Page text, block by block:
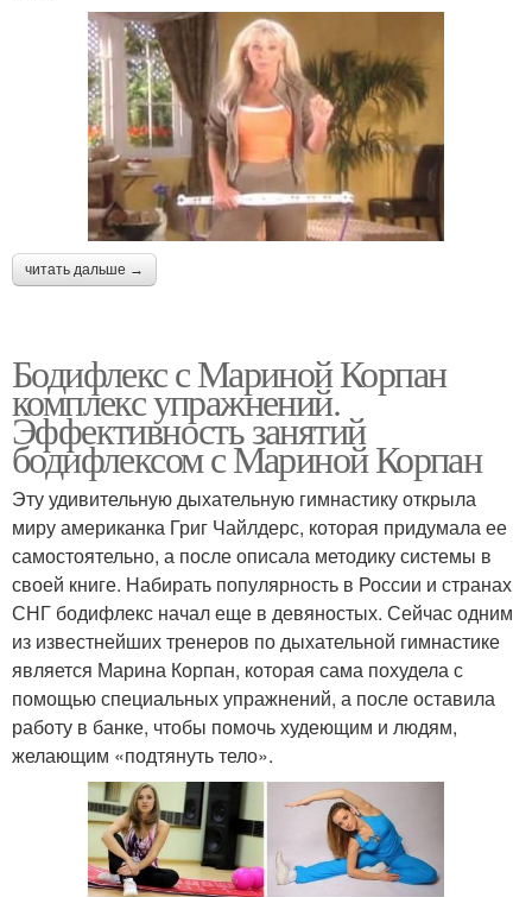
читать дальше →
Бодифлекс с Мариной Корпан
комплекс упражнений.
Эффективность занятий
бодифлексом с Мариной Корпан
Эту удивительную дыхательную гимнастику открыла
миру американка Григ Чайлдерс, которая придумала ее
самостоятельно, а после описала методику системы в
своей книге. Набирать популярность в России и странах
СНГ бодифлекс начал еще в девяностых. Сейчас одним
из известнейших тренеров по дыхательной гимнастике
является Марина Корпан, которая сама похудела с
помощью специальных упражнений, а после оставила
работу в банке, чтобы помочь худеющим и людям,
желающим «подтянуть тело».